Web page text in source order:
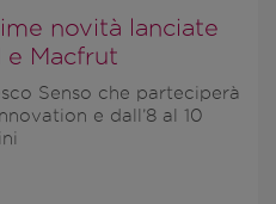
novità lanciate
e Macfrut
Senso che parteciperà
e dall’8 al 10